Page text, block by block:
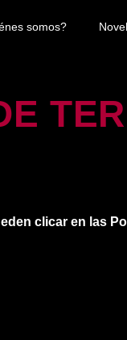
somos?
clicar en las